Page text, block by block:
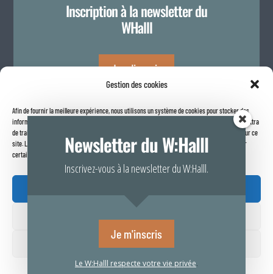
Gestion des cookies
Afin de fournir la meilleure expérience, nous utilisons un système de cookies pour stocker des
informations sur votre navigateur internet. Le fait de consentir à ces technologies nous permettra
de traiter des données telles que le comportement de navigation ou les identifiants uniques sur ce
site. Le fait de ne pas consentir ou de retirer son consentement peut avoir un effet négatif sur
certaines caractéristiques et fonctions.
Inscription à la newsletter du
WHalll
Je m'inscris
Politique de confidentialité
Rapport de transparence 2025
Newsletter du W:Halll
Inscrivez-vous à la newsletter du W:Halll.
Je m'inscris
Le W:Halll respecte votre vie privée.